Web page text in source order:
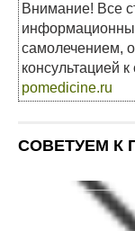
Внимание! Все
самолечением,
консультацией
pomedicine.ru
СОВЕТУЕМ К